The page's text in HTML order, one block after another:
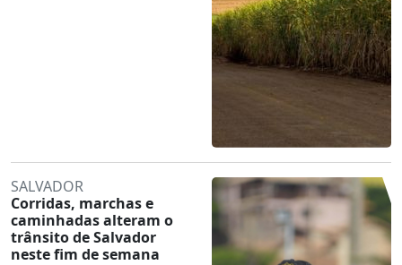
SALVADOR
Corridas, marchas e
caminhadas alteram o
trânsito de Salvador
neste fim de semana